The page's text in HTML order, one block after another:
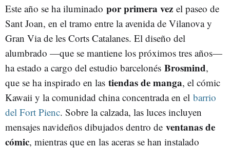
Este año se ha iluminado por primera vez el paseo de
Sant Joan, en el tramo entre la avenida de Vilanova y
Gran Via de les Corts Catalanes. El diseño del
alumbrado —que se mantiene los próximos tres años—
ha estado a cargo del estudio barcelonés Brosmind,
que se ha inspirado en las tiendas de manga, el cómic
Kawaii y la comunidad china concentrada en el barrio
del Fort Pienc. Sobre la calzada, las luces incluyen
mensajes navideños dibujados dentro de ventanas de
cómic, mientras que en las aceras se han instalado